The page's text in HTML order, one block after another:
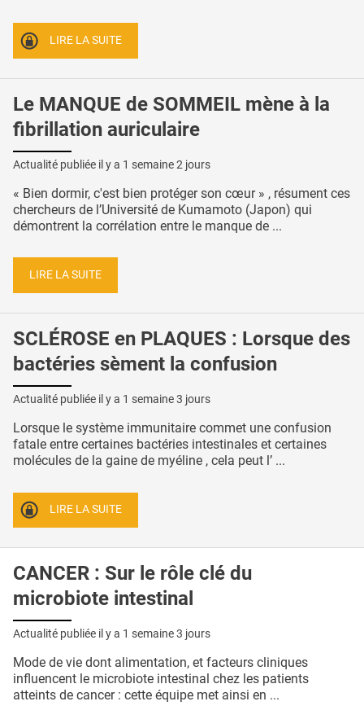
LIRE LA SUITE
Le MANQUE de SOMMEIL mène à la
fibrillation auriculaire
Actualité publiée il y a 1 semaine 2 jours
« Bien dormir, c'est bien protéger son cœur » , résument ces
chercheurs de l’Université de Kumamoto (Japon) qui
démontrent la corrélation entre le manque de ...
LIRE LA SUITE
SCLÉROSE en PLAQUES : Lorsque des
bactéries sèment la confusion
Actualité publiée il y a 1 semaine 3 jours
Lorsque le système immunitaire commet une confusion
fatale entre certaines bactéries intestinales et certaines
molécules de la gaine de myéline , cela peut l’ ...
LIRE LA SUITE
CANCER : Sur le rôle clé du
microbiote intestinal
Actualité publiée il y a 1 semaine 3 jours
Mode de vie dont alimentation, et facteurs cliniques
influencent le microbiote intestinal chez les patients
atteints de cancer : cette équipe met ainsi en ...